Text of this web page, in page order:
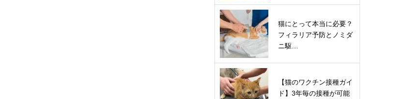
猫にとって本当に必要？
フィラリア予防とノミダ
ニ駆…
【猫のワクチン接種ガイ
ド】3年毎の接種が可能